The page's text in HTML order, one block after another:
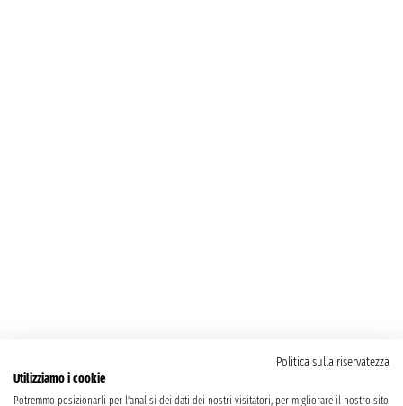
Politica sulla riservatezza
Utilizziamo i cookie
Potremmo posizionarli per l'analisi dei dati dei nostri visitatori, per migliorare il nostro sito